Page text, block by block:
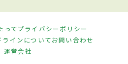
ってプライバシーポリシー
インについてお問い合わせ
運営会社